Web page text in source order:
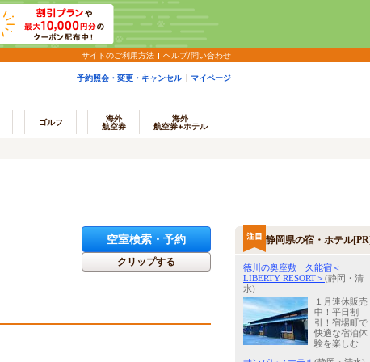
サイトのご利用方法 ヘルプ/問い合わせ
予約照会・変更・キャンセル マイページ
ゴルフ
海外
航空券
海外
航空券+ホテル
空室検索・予約
クリップする
静岡県の宿・ホテル
徳川の奥座敷 久能宿＜
LIBERTY RESORT＞ (静岡・清
水)
１月連休販売
中！平日割
引！宿場町で
快適な宿泊体
験を楽しむ